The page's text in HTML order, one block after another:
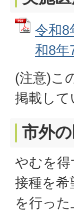
令和8
和8年
(注意)こ
掲載して
市外
やむを得
接種を希
を行っ